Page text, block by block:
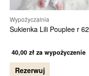
Wypożyczalnia
Sukienka Lili Pouplee r 62
40,00 zł za wypożyczenie
Rezerwuj